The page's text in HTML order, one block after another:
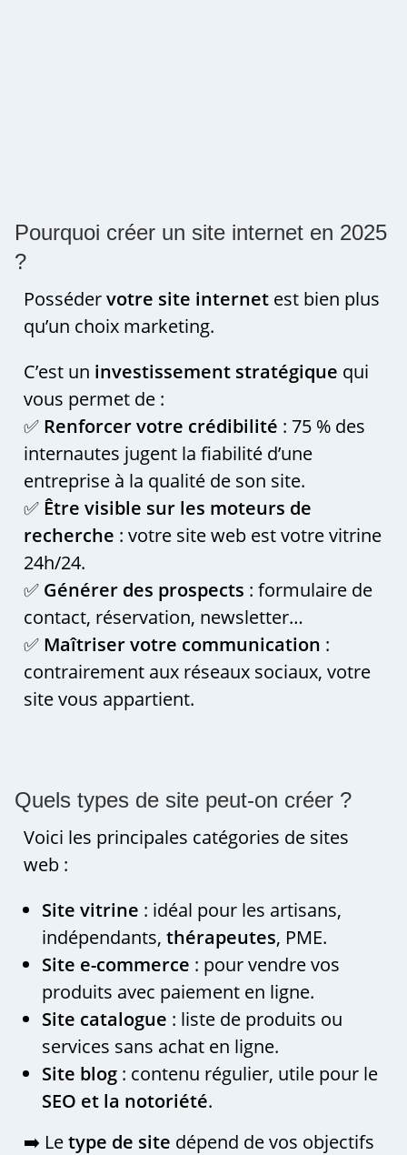
Pourquoi créer un site internet en 2025
?
Possédervotre site internet est bien plus
qu’un choix marketing.
C’est un investissement stratégique qui
vous permet de :
✅ Renforcer votre crédibilité : 75 % des
internautes jugent la fiabilité d’une
entreprise à la qualité de son site.
✅ Être visible sur les moteurs de
recherche : votre site web est votre vitrine
24h/24.
✅ Générer des prospects : formulaire de
contact, réservation, newsletter…
✅ Maîtriser votre communication :
contrairement aux réseaux sociaux, votre
site vous appartient.
Quels types de site peut-on créer ?
Voici les principales catégories de sites
web :
Site vitrine : idéal pour les artisans,
indépendants,thérapeutes, PME.
Site e-commerce : pour vendre vos
produits avec paiement en ligne.
Site catalogue : liste de produits ou
services sans achat en ligne.
Site blog : contenu régulier, utile pour le
SEO et la notoriété.
➡️ Letype de site dépend de vos objectifs